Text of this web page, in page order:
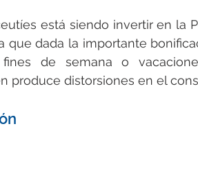
está siendo invertir en la
que dada la importante
de semana o
produce distorsiones en el